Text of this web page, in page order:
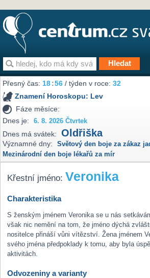
Přesný čas:18:56 / týden v roce:32
Znamení Horoskopu: Lev
Fáze měsíce:
Dnes je:
6. 8. 2026 Čtvrtek
Dnes má svátek: Oldřiška
Významné dny: Světový den boje za zákaz
Mezinárodní den boje lékařů za mír
Křestní jméno: Veronika
Charakteristika
S ženským jménem Veronika se u nás
však nic nemění na tom, že jméno dýchá
nositelce přináší vůni vítězství. Žena jménem
svého jména předpoklady k tomu, aby byla
aktivitách.
Odvozeniny a varianty